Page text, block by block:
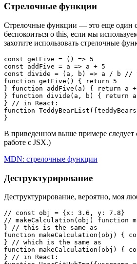
Стрелочные функции
Стрелочные функции — это еще один
беспокоиться о this, если мы
захотите использовать стрелочные
const getFive = () => 5
const addFive = a => a + 5
const divide = (a, b) => a / b //
function getFive() { return 5
} function addFive(a) { return a
} function divide(a, b) { return
} // in React:
function
}
В приведенном выше примере следует
работе с JSX.)
MDN: стрелочные функции
Деструктурирование
Деструктурирование, вероятно, моя
// const obj = {x: 3.6, y: 7.8}
// makeCalculation(obj)
} // this is the same as
function makeCalculation(obj)
} // which is the same as
function makeCalculation(obj) {
} // in React: